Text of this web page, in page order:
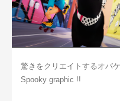
驚きをクリエイトするオバ
Spooky graphic !!